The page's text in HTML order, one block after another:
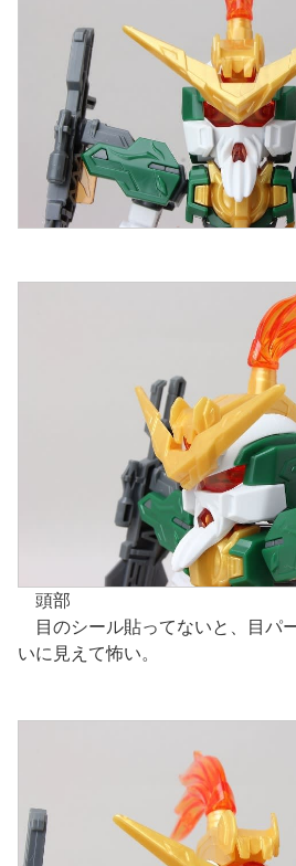
頭部
目のシール貼ってないと、目パ
いに見えて怖い。